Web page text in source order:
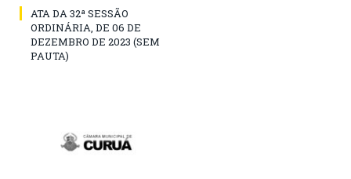
ATA DA 32ª SESSÃO
ORDINÁRIA, DE 06 DE
DEZEMBRO DE 2023 (SEM
PAUTA)